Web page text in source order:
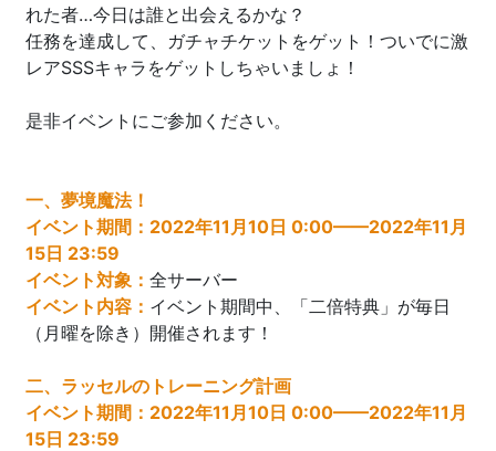
れた者…今日は誰と出会えるかな？
任務を達成して、ガチャチケットをゲット！ついでに激
レアSSSキャラをゲットしちゃいましょ！
是非イベントにご参加ください。
一、夢境魔法！
イベント期間：2022年11 月10日 0:00——2022年11 月
15日 23:59
イベント対象：全サーバー
イベント内容： イベント期間中、「二倍特典」が毎日
（月曜を除き）開催されます！
二、ラッセルのトレーニング計画
イベント期間： 2022年11月10日 0:00——2022年11月
15日 23:59